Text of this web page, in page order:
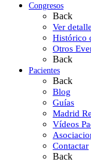
Congresos
Back
Ver
Histórico
Otros
Back
Pacientes
Back
Blog
Guías
Madrid
Vídeos
Contactar
Back